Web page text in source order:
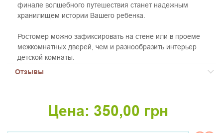
финале волшебного путешествия станет надежным
хранилищем истории Вашего ребенка.
Ростомер можно зафиксировать на стене или в проеме
межкомнатных дверей, чем и разнообразить интерьер
детской комнаты.
Отзывы
Цена: 350,00 грн